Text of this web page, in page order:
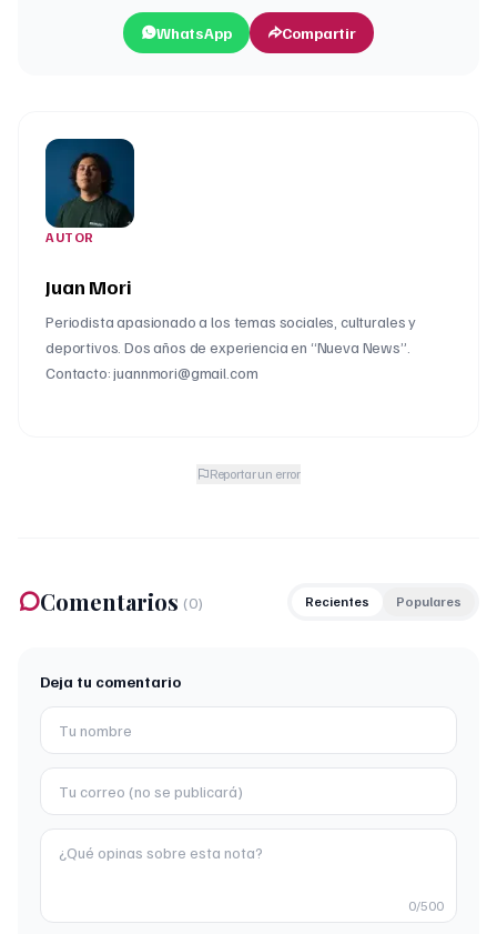
WhatsApp Compartir
AUTOR
Juan Mori
Periodista apasionado a los temas sociales, culturales y
deportivos. Dos años de experiencia en “Nueva News”.
Contacto: juannmori@gmail.com
Reportar un error
Comentarios (0) Recientes Populares
Deja tu comentario
0/500